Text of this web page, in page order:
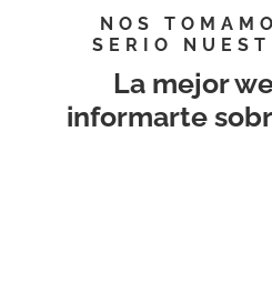
NOS
SERIO
La mejor
informarte